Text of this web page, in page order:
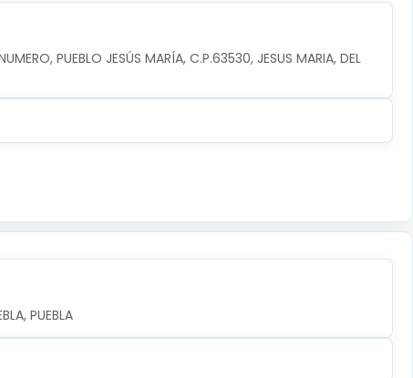
PUEBLO JESÚS MARÍA, C.P.63530, JESUS MARIA, DEL
PUEBLA